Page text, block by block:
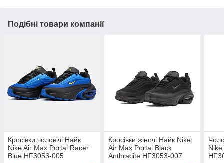
Подібні товари компанії
Кросівки чоловічі Найк
Nike Air Max Portal Racer
Blue HF3053-005
Кросівки жіночі Найк Nike
Air Max Portal Black
Anthracite HF3053-007